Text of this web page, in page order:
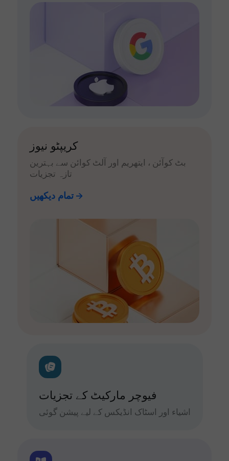
کریپٹو نیوز
بٹ کوآئن ، ایتھریم اور آلٹ کوائن سے بہترین
تازہ تجزیات
تمام دیکھیں
فیوچر مارکیٹ کے تجزیات
اشیاء اور اسٹاک انڈیکس کے لیے پیشن گوئی